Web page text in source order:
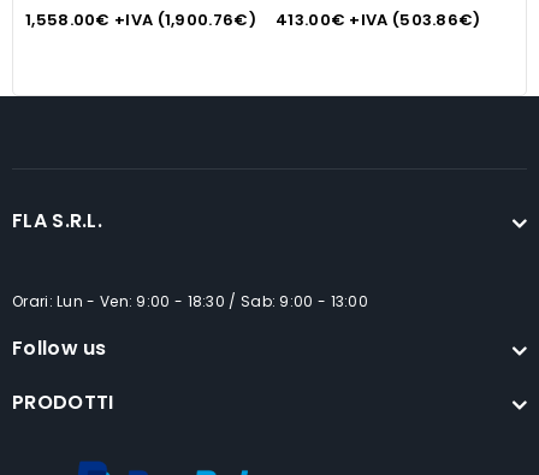
1,558.00€ +IVA (1,900.76€)
413.00€ +IVA (503.86€)
FLA S.R.L.
Orari: Lun - Ven: 9:00 - 18:30 / Sab: 9:00 - 13:00
Follow us
PRODOTTI